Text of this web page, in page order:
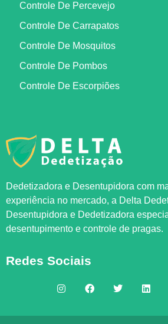
Dedetizadora e Desentupidora com
experiência no mercado, a Delta
Desentupidora e Dedetizadora
desentupimento e controle de pragas.
Redes Sociais
Controle De Percevejo
Controle De Carrapatos
Controle De Mosquitos
Controle De Pombos
Controle De Escorpiões